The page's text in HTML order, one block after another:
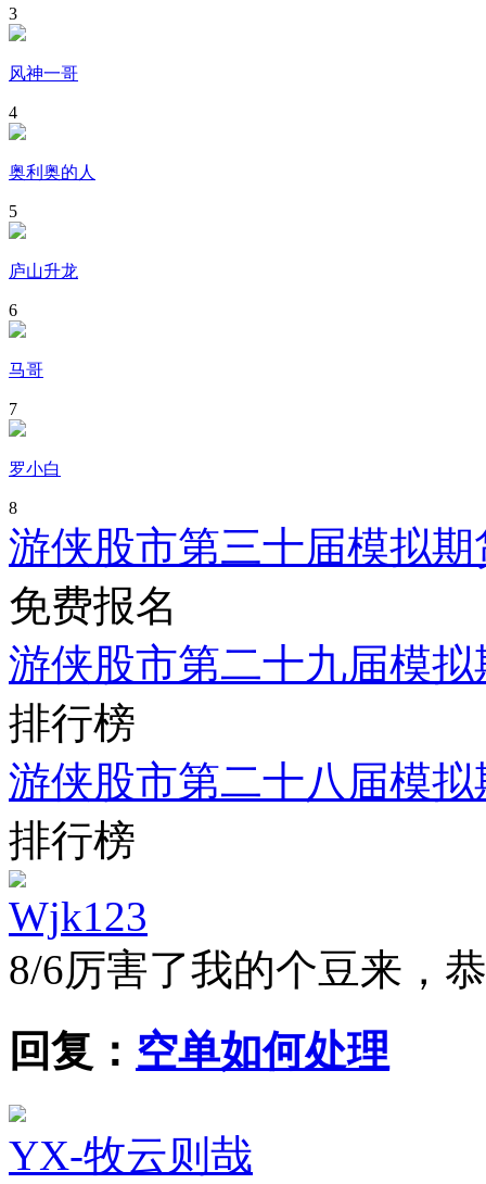
3
风神一哥
4
奥利奥的人
5
庐山升龙
6
马哥
7
罗小白
8
游侠股市第三十届模拟期
免费报名
游侠股市第二十九届模
排行榜
游侠股市第二十八届模
排行榜
Wjk123
8/6厉害了我的个豆来，
回复： 空单如何处理
YX-牧云则哉